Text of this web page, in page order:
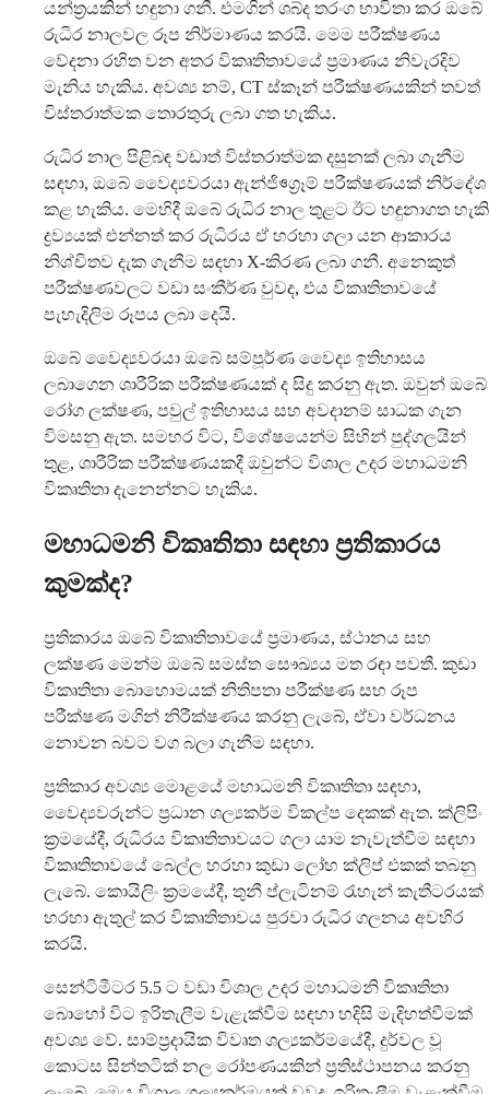
යන්ත්‍රයකින් හඳුනා ගනී. එමගින් ශබ්ද තරංග භාවිතා කර ඔබේ
රුධිර නාලවල රූප නිර්මාණය කරයි. මෙම පරීක්ෂණය
වේදනා රහිත වන අතර විකෘතිතාවයේ ප්‍රමාණය නිවැරදිව
මැනිය හැකිය. අවශ්‍ය නම්, CT ස්කෑන් පරීක්ෂණයකින් තවත්
විස්තරාත්මක තොරතුරු ලබා ගත හැකිය.
රුධිර නාල පිළිබඳ වඩාත් විස්තරාත්මක දසුනක් ලබා ගැනීම
සඳහා, ඔබේ වෛද්‍යවරයා ඇන්ජිওග්‍රෑම් පරීක්ෂණයක් නිර්දේශ
කළ හැකිය. මෙහිදී ඔබේ රුධිර නාල තුළට ඊට හඳුනාගත හැකි
ද්‍රව්‍යයක් එන්නත් කර රුධිරය ඒ හරහා ගලා යන ආකාරය
නිශ්චිතව දැක ගැනීම සඳහා X-කිරණ ලබා ගනී. අනෙකුත්
පරීක්ෂණවලට වඩා සංකීර්ණ වුවද, එය විකෘතිතාවයේ
පැහැදිලිම රූපය ලබා දෙයි.
ඔබේ වෛද්‍යවරයා ඔබේ සම්පූර්ණ වෛද්‍ය ඉතිහාසය
ලබාගෙන ශාරීරික පරීක්ෂණයක් ද සිදු කරනු ඇත. ඔවුන් ඔබේ
රෝග ලක්ෂණ, පවුල් ඉතිහාසය සහ අවදානම් සාධක ගැන
විමසනු ඇත. සමහර විට, විශේෂයෙන්ම සිහින් පුද්ගලයින්
තුළ, ශාරීරික පරීක්ෂණයකදී ඔවුන්ට විශාල උදර මහාධමනි
විකෘතිතා දැනෙන්නට හැකිය.
මහාධමනි විකෘතිතා සඳහා ප්‍රතිකාරය
කුමක්ද?
ප්‍රතිකාරය ඔබේ විකෘතිතාවයේ ප්‍රමාණය, ස්ථානය සහ
ලක්ෂණ මෙන්ම ඔබේ සමස්ත සෞඛ්‍යය මත රඳා පවතී. කුඩා
විකෘතිතා බොහොමයක් නිතිපතා පරීක්ෂණ සහ රූප
පරීක්ෂණ මගින් නිරීක්ෂණය කරනු ලැබේ, ඒවා වර්ධනය
නොවන බවට වග බලා ගැනීම සඳහා.
ප්‍රතිකාර අවශ්‍ය මොළයේ මහාධමනි විකෘතිතා සඳහා,
වෛද්‍යවරුන්ට ප්‍රධාන ශල්‍යකර්ම විකල්ප දෙකක් ඇත. ක්ලිපිං
ක්‍රමයේදී, රුධිරය විකෘතිතාවයට ගලා යාම නැවැත්වීම සඳහා
විකෘතිතාවයේ බෙල්ල හරහා කුඩා ලෝහ ක්ලිප් එකක් තබනු
ලැබේ. කොයිලිං ක්‍රමයේදී, තුනී ප්ලැටිනම් රැහැන් කැතීටරයක්
හරහා ඇතුල් කර විකෘතිතාවය පුරවා රුධිර ගලනය අවහිර
කරයි.
සෙන්ටිමීටර 5.5 ට වඩා විශාල උදර මහාධමනි විකෘතිතා
බොහෝ විට ඉරිතැලීම වැළැක්වීම සඳහා හදිසි මැදිහත්වීමක්
අවශ්‍ය වේ. සාම්ප්‍රදායික විවෘත ශල්‍යකර්මයේදී, දුර්වල වූ
කොටස සින්තටික් නල රෝපණයකින් ප්‍රතිස්ථාපනය කරනු